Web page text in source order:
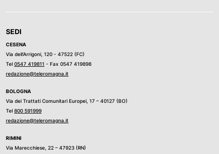
SEDI
CESENA
Via dell’Arrigoni, 120 - 47522 (FC)
Tel 0547 419811 - Fax 0547 419898
redazione@teleromagna.it
BOLOGNA
Via dei Trattati Comunitari Europei, 17 – 40127 (BO)
Tel 800 591999
redazione@teleromagna.it
RIMINI
Via Marecchiese, 22 – 47923 (RN)